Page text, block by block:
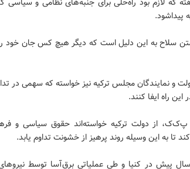
سلاح به این دلیل است که دیگر هیچ کس جان خود
و نمایندگان مجلس ترکیه نیز خواسته که سهمی در
راه ایفا کنند.
تا به این وسیله روند پرهیز از خشونت تداوم یابد.
عبدالله اوجالان در زمستان ۱۴ سال پیش در کنیا و طی عملیاتی برق‌آسا توسط